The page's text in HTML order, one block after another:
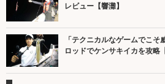
レビュー【響灘】
「テクニカルなゲームでこ
ロッドでケンサキイカを攻略